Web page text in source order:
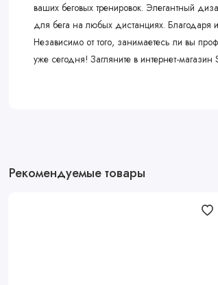
ваших беговых тренировок. Элегантный
для бега на любых дистанциях. Благодаря
Независимо от того, занимаетесь ли вы
уже сегодня! Загляните в интернет-
Рекомендуемые товары